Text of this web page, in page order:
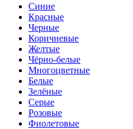
Синие
Красные
Черные
Коричневые
Желтые
Чёрно-белые
Многоцветные
Белые
Зелёные
Серые
Розовые
Фиолетовые